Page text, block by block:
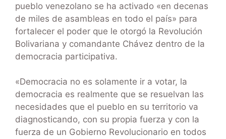
pueblo venezolano se ha activado «en decenas
de miles de asambleas en todo el país» para
fortalecer el poder que le otorgó la Revolución
Bolivariana y comandante Chávez dentro de la
democracia participativa.
«Democracia no es solamente ir a votar, la
democracia es realmente que se resuelvan las
necesidades que el pueblo en su territorio va
diagnosticando, con su propia fuerza y con la
fuerza de un Gobierno Revolucionario en todos